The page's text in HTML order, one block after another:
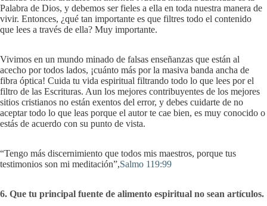
Palabra de Dios, y debemos ser fieles a ella en toda nuestra manera de
vivir. Entonces, ¿qué tan importante es que filtres todo el contenido
que lees a través de ella? Muy importante.
Vivimos en un mundo minado de falsas enseñanzas que están al
acecho por todos lados, ¡cuánto más por la masiva banda ancha de
fibra óptica! Cuida tu vida espiritual filtrando todo lo que lees por el
filtro de las Escrituras. Aun los mejores contribuyentes de los mejores
sitios cristianos no están exentos del error, y debes cuidarte de no
aceptar todo lo que leas porque el autor te cae bien, es muy conocido o
estás de acuerdo con su punto de vista.
“Tengo más discernimiento que todos mis maestros, porque tus
testimonios son mi meditación”,Salmo 119:99
6. Que tu principal fuente de alimento espiritual no sean artículos.